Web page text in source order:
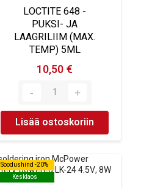
LOCTITE 648 -
PUKSI- JA
LAAGRILIIM (MAX.
TEMP) 5ML
10,50 €
Lisää ostoskoriin
Soodushind -20%
Kesklaos
Soodushind -20%
Kesklaos